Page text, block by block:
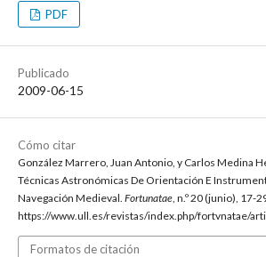
PDF
Publicado
2009-06-15
Cómo citar
González Marrero, Juan Antonio, y Carlos Medina
Técnicas Astronómicas De Orientación E
Navegación Medieval. Fortunatae , n.º 20 (junio), 17-
https://www.ull.es/revistas/index.php/fortvnatae/
Formatos de citación